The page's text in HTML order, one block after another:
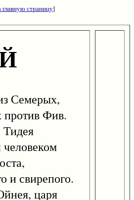
главную страницу]
Фив.
человеком
и свирепого.
царя